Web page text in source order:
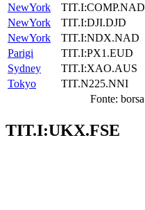
NewYork
TIT.I:COMP.NAD
NewYork
TIT.I:DJI.DJD
NewYork
TIT.I:NDX.NAD
Parigi
TIT.I:PX1.EUD
Sydney
TIT.I:XAO.AUS
Tokyo
TIT.N225.NNI
Fonte:
TIT.I:UKX.FSE